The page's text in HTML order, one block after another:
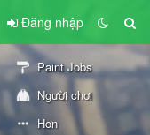
Đăng nhập
Paint Jobs
Người chơi
Hơn